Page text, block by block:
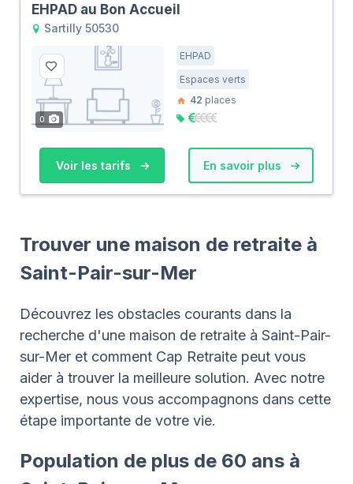
EHPAD au Bon Accueil
Sartilly 50530
0
EHPAD
Espaces verts
42 places
Voir les tarifs En savoir plus
Trouver une maison de retraite à
Saint-Pair-sur-Mer
Découvrez les obstacles courants dans la
recherche d'une maison de retraite à Saint-Pair-
sur-Mer et comment Cap Retraite peut vous
aider à trouver la meilleure solution. Avec notre
expertise, nous vous accompagnons dans cette
étape importante de votre vie.
Population de plus de 60 ans à